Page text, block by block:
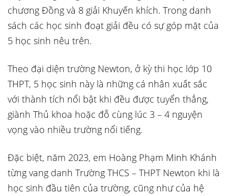
chương Đồng và 8 giải Khuyến khích. Trong danh
sách các học sinh đoạt giải đều có sự góp mặt của
5 học sinh nêu trên.
Theo đại diện trường Newton, ở kỳ thi học lớp 10
THPT, 5 học sinh này là những cá nhân xuất sắc
với thành tích nổi bật khi đều được tuyển thẳng,
giành Thủ khoa hoặc đỗ cùng lúc 3 – 4 nguyện
vọng vào nhiều trường nổi tiếng.
Đặc biệt, năm 2023, em Hoàng Phạm Minh Khánh
từng vang danh Trường THCS – THPT Newton khi là
học sinh đầu tiên của trường, cũng như của hệ